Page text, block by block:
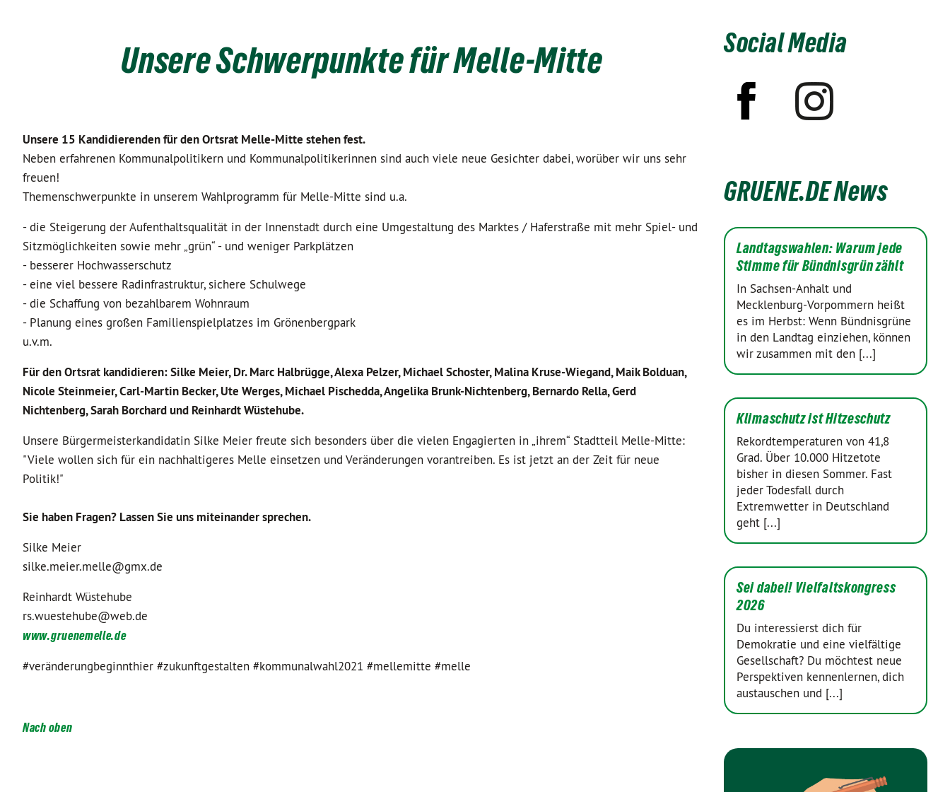
Unsere Schwerpunkte für Melle-Mitte
Unsere 15 Kandidierenden für den Ortsrat Melle-Mitte stehen fest.
Neben erfahrenen Kommunalpolitikern und Kommunalpolitikerinnen sind auch viele neue Gesichter dabei, worüber wir uns sehr
freuen!
Themenschwerpunkte in unserem Wahlprogramm für Melle-Mitte sind u.a.
- die Steigerung der Aufenthaltsqualität in der Innenstadt durch eine Umgestaltung des Marktes / Haferstraße mit mehr Spiel- und
Sitzmöglichkeiten sowie mehr „grün“ - und weniger Parkplätzen
- besserer Hochwasserschutz
- eine viel bessere Radinfrastruktur, sichere Schulwege
- die Schaffung von bezahlbarem Wohnraum
- Planung eines großen Familienspielplatzes im Grönenbergpark
u.v.m.
Für den Ortsrat kandidieren: Silke Meier, Dr. Marc Halbrügge, Alexa Pelzer, Michael Schoster, Malina Kruse-Wiegand, Maik Bolduan,
Nicole Steinmeier, Carl-Martin Becker, Ute Werges, Michael Pischedda, Angelika Brunk-Nichtenberg, Bernardo Rella, Gerd
Nichtenberg, Sarah Borchard und Reinhardt Wüstehube.
Unsere Bürgermeisterkandidatin Silke Meier freute sich besonders über die vielen Engagierten in „ihrem“ Stadtteil Melle-Mitte:
"Viele wollen sich für ein nachhaltigeres Melle einsetzen und Veränderungen vorantreiben. Es ist jetzt an der Zeit für neue
Politik!"
Sie haben Fragen? Lassen Sie uns miteinander sprechen.
Silke Meier
silke.meier.melle@gmx.de
Reinhardt Wüstehube
rs.wuestehube@web.de
www.gruenemelle.de
#veränderungbeginnthier #zukunftgestalten #kommunalwahl2021 #mellemitte #melle
Nach oben
Social Media
GRUENE.DE News
Landtagswahlen: Warum jede
Stimme für Bündnisgrün zählt
In Sachsen-Anhalt und
Mecklenburg-Vorpommern heißt
es im Herbst: Wenn Bündnisgrüne
in den Landtag einziehen, können
wir zusammen mit den [...]
Klimaschutz ist Hitzeschutz
Rekordtemperaturen von 41,8
Grad. Über 10.000 Hitzetote
bisher in diesen Sommer. Fast
jeder Todesfall durch
Extremwetter in Deutschland
geht [...]
Sei dabei! Vielfaltskongress
2026
Du interessierst dich für
Demokratie und eine vielfältige
Gesellschaft? Du möchtest neue
Perspektiven kennenlernen, dich
austauschen und [...]